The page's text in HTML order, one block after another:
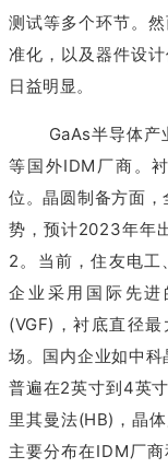
测试等多个环节。
准化，以及器件设
日益明显。
GaAs半导体产业
等国外IDM厂商。
位。晶圆制备方面
势，预计2023年年
2。当前，住友电
企业采用国际先
(VGF)，衬底直径
场。国内企业如中
普遍在2英寸到4英
里其曼法(HB)，晶
主要分布在IDM厂